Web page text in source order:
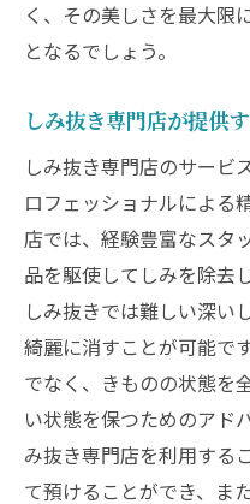
く、その美しさを最大限
となるでしょう。
しみ抜き専門店が提供
しみ抜き専門店のサービ
ロフェッショナルによる
店では、経験豊富なスタ
品を駆使してしみを除去
しみ抜きでは難しい深い
綺麗に消すことが可能で
でなく、きものの状態を
い状態を保つためのアド
み抜き専門店を利用する
て預けることができ、ま